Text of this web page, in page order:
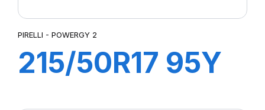
PIRELLI - POWERGY 2
215/50R17 95Y